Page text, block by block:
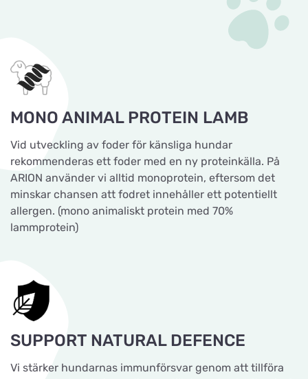
MONO ANIMAL PROTEIN LAMB
Vid utveckling av foder för känsliga hundar
rekommenderas ett foder med en ny proteinkälla. På
ARION använder vi alltid monoprotein, eftersom det
minskar chansen att fodret innehåller ett potentiellt
allergen. (mono animaliskt protein med 70%
lammprotein)
SUPPORT NATURAL DEFENCE
Vi stärker hundarnas immunförsvar genom att tillföra